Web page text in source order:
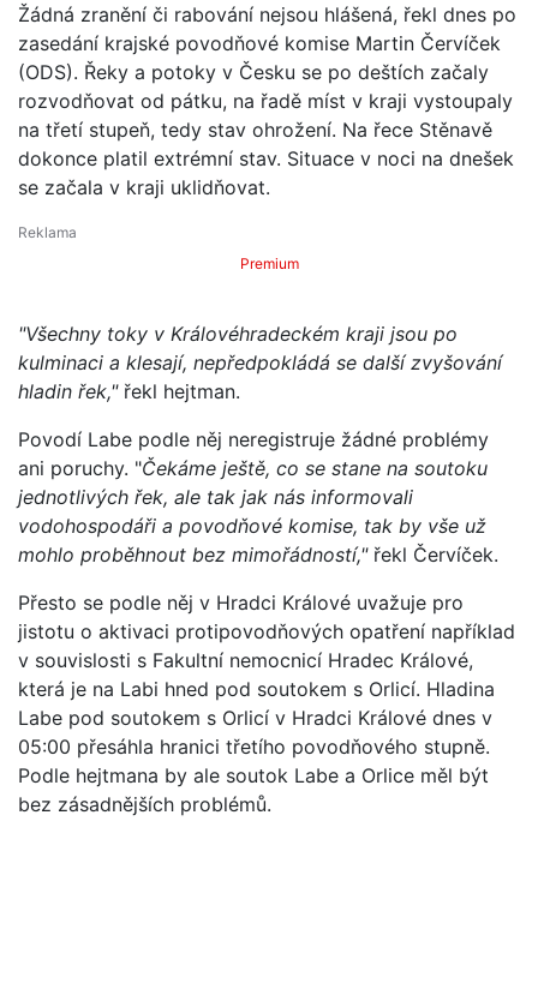
Žádná zranění či rabování nejsou hlášená, řekl dnes po
zasedání krajské povodňové komise Martin Červíček
(ODS). Řeky a potoky v Česku se po deštích začaly
rozvodňovat od pátku, na řadě míst v kraji vystoupaly
na třetí stupeň, tedy stav ohrožení. Na řece Stěnavě
dokonce platil extrémní stav. Situace v noci na dnešek
se začala v kraji uklidňovat.
Premium
"Všechny toky v Královéhradeckém kraji jsou po
kulminaci a klesají, nepředpokládá se další zvyšování
hladin řek," řekl hejtman.
Povodí Labe podle něj neregistruje žádné problémy
ani poruchy. "Čekáme ještě, co se stane na soutoku
jednotlivých řek, ale tak jak nás informovali
vodohospodáři a povodňové komise, tak by vše už
mohlo proběhnout bez mimořádností,"řekl Červíček.
Přesto se podle něj v Hradci Králové uvažuje pro
jistotu o aktivaci protipovodňových opatření například
v souvislosti s Fakultní nemocnicí Hradec Králové,
která je na Labi hned pod soutokem s Orlicí. Hladina
Labe pod soutokem s Orlicí v Hradci Králové dnes v
05:00 přesáhla hranici třetího povodňového stupně.
Podle hejtmana by ale soutok Labe a Orlice měl být
bez zásadnějších problémů.